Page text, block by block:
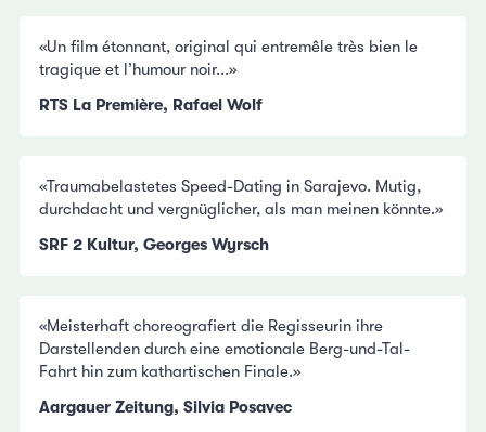
«Un film étonnant, original qui entremêle très bien le
tragique et l’humour noir...»
RTS La Première, Rafael Wolf
«Traumabelastetes Speed-Dating in Sarajevo. Mutig,
durchdacht und vergnüglicher, als man meinen könnte.»
SRF 2 Kultur, Georges Wyrsch
«Meisterhaft choreografiert die Regisseurin ihre
Darstellenden durch eine emotionale Berg-und-Tal-
Fahrt hin zum kathartischen Finale.»
Aargauer Zeitung, Silvia Posavec